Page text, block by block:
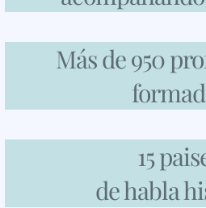
Más de 950
15
de habla